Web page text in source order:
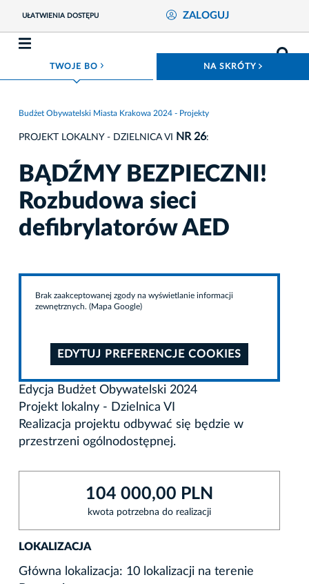
UŁATWIENIA DOSTĘPU ZALOGUJ
TWOJE BO ROZWIŃ MENU NA SKRÓTY
Budżet Obywatelski Miasta Krakowa 2024 - Projekty
PROJEKT LOKALNY - DZIELNICA VI NR 26:
BĄDŹMY BEZPIECZNI!
Rozbudowa sieci
defibrylatorów AED
Brak zaakceptowanej zgody na wyświetlanie informacji
zewnętrznych. (Mapa Google)
EDYTUJ PREFERENCJE COOKIES
Edycja Budżet Obywatelski 2024
Projekt lokalny - Dzielnica VI
Realizacja projektu odbywać się będzie w
przestrzeni ogólnodostępnej.
104 000,00 PLN
kwota potrzebna do realizacji
LOKALIZACJA
Główna lokalizacja: 10 lokalizacji na terenie